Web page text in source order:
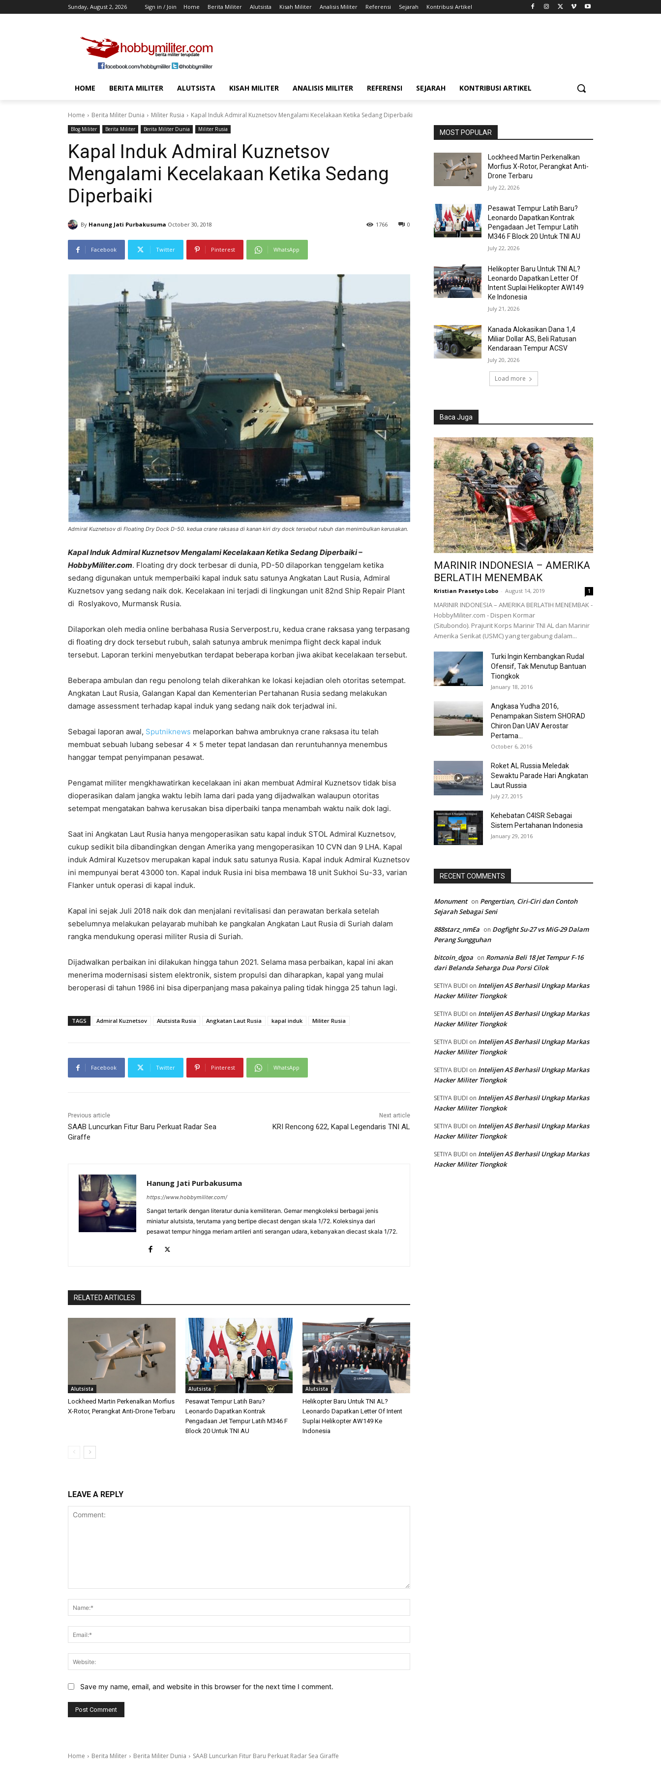
Sunday, August 2, 2026 Sign in / Join Home Berita Militer Alutsista Kisah Militer Analisis Militer Referensi Sejarah Kontribusi Artikel
HOME BERITA MILITER ALUTSISTA KISAH MILITER ANALISIS MILITER REFERENSI SEJARAH KONTRIBUSI ARTIKEL
Home Berita Militer Dunia Militer Rusia Kapal Induk Admiral Kuznetsov Mengalami Kecelakaan Ketika Sedang Diperbaiki
Blog Militer Berita Militer Berita Militer Dunia Militer Rusia
Kapal Induk Admiral Kuznetsov
Mengalami Kecelakaan Ketika Sedang
Diperbaiki
By Hanung Jati Purbakusuma October 30, 2018 0
1766
Facebook Twitter Pinterest WhatsApp
Admiral Kuznetsov di Floating Dry Dock D-50. kedua crane raksasa di kanan kiri dry dock tersebut rubuh dan menimbulkan kerusakan.
Kapal Induk Admiral Kuznetsov Mengalami Kecelakaan Ketika Sedang Diperbaiki –
HobbyMiliter.com. Floating dry dock terbesar di dunia, PD-50 dilaporkan tenggelam ketika
sedang digunakan untuk memperbaiki kapal induk satu satunya Angkatan Laut Rusia, Admiral
Kuznetsov yang sedang naik dok. Kecelakaan ini terjadi di lingkungan unit 82nd Ship Repair Plant
di Roslyakovo, Murmansk Rusia.
Dilaporkan oleh media online berbahasa Rusia Serverpost.ru, kedua crane raksasa yang terpasang
di floating dry dock tersebut rubuh, salah satunya ambruk menimpa flight deck kapal induk
tersebut. Laporan terkini menyebutkan terdapat beberapa korban jiwa akibat kecelakaan tersebut.
Beberapa ambulan dan regu penolong telah dikerahkan ke lokasi kejadian oleh otoritas setempat.
Angkatan Laut Rusia, Galangan Kapal dan Kementerian Pertahanan Rusia sedang melakukan
damage assessment terhadap kapal induk yang sedang naik dok terjadwal ini.
Sebagai laporan awal, Sputniknews melaporkan bahwa ambruknya crane raksasa itu telah
membuat sebuah lubang sebesar 4 x 5 meter tepat landasan dan reruntuhannya menembus
hanggar tempat penyimpanan pesawat.
Pengamat militer mengkhawatirkan kecelakaan ini akan membuat Admiral Kuznetsov tidak bisa
dioperasikan dalam jangka waktu lebih lama dari pada yang dijadwalkan walaupun otoritas
setempat mengatakan bahwa kerusakan bisa diperbaiki tanpa menambah waktu naik dok lagi.
Saat ini Angkatan Laut Rusia hanya mengoperasikan satu kapal induk STOL Admiral Kuznetsov,
cukup sedikit bila dibandingkan dengan Amerika yang mengoperasikan 10 CVN dan 9 LHA. Kapal
induk Admiral Kuzetsov merupakan kapal induk satu satunya Rusia. Kapal induk Admiral Kuznetsov
ini mempunyai berat 43000 ton. Kapal induk Rusia ini bisa membawa 18 unit Sukhoi Su-33, varian
Flanker untuk operasi di kapal induk.
Kapal ini sejak Juli 2018 naik dok dan menjalani revitalisasi dan perawatan berkala setelah
sebelumnya melakukan pelayarab muhibah ke pangkalan Angkatan Laut Rusia di Suriah dalam
rangka mendukung operasi militer Rusia di Suriah.
Dijadwalkan perbaikan ini dilakukan hingga tahun 2021. Selama masa perbaikan, kapal ini akan
menerima modernisasi sistem elektronik, sistem propulsi dan diharapkan, kapal yang mulai
beroperasi di tahun 1986 ini bisa diperpanjang masa pakainya paling tidak hingga 25 tahun lagi.
TAGS Admiral Kuznetsov Alutsista Rusia Angkatan Laut Rusia kapal induk Militer Rusia
Facebook Twitter Pinterest WhatsApp
Previous article
SAAB Luncurkan Fitur Baru Perkuat Radar Sea
Giraffe
Next article
KRI Rencong 622, Kapal Legendaris TNI AL
Hanung Jati Purbakusuma
https://www.hobbymiliter.com/
Sangat tertarik dengan literatur dunia kemiliteran. Gemar mengkoleksi berbagai jenis
miniatur alutsista, terutama yang bertipe diecast dengan skala 1/72. Koleksinya dari
pesawat tempur hingga meriam artileri anti serangan udara, kebanyakan diecast skala 1/72.
RELATED ARTICLES
Alutsista
Lockheed Martin Perkenalkan Morfius
X-Rotor, Perangkat Anti-Drone Terbaru
Alutsista
Pesawat Tempur Latih Baru?
Leonardo Dapatkan Kontrak
Pengadaan Jet Tempur Latih M346 F
Block 20 Untuk TNI AU
Alutsista
Helikopter Baru Untuk TNI AL?
Leonardo Dapatkan Letter Of Intent
Suplai Helikopter AW149 Ke
Indonesia
LEAVE A REPLY
Save my name, email, and website in this browser for the next time I comment.
MOST POPULAR
Lockheed Martin Perkenalkan
Morfius X-Rotor, Perangkat Anti-
Drone Terbaru
July 22, 2026
Pesawat Tempur Latih Baru?
Leonardo Dapatkan Kontrak
Pengadaan Jet Tempur Latih
M346 F Block 20 Untuk TNI AU
July 22, 2026
Helikopter Baru Untuk TNI AL?
Leonardo Dapatkan Letter Of
Intent Suplai Helikopter AW149
Ke Indonesia
July 21, 2026
Kanada Alokasikan Dana 1,4
Miliar Dollar AS, Beli Ratusan
Kendaraan Tempur ACSV
July 20, 2026
Load more
Baca Juga
MARINIR INDONESIA – AMERIKA
BERLATIH MENEMBAK
Kristian Prasetyo Lobo - August 14, 2019 1
MARINIR INDONESIA – AMERIKA BERLATIH MENEMBAK -
HobbyMiliter.com - Dispen Kormar
(Situbondo). Prajurit Korps Marinir TNI AL dan Marinir
Amerika Serikat (USMC) yang tergabung dalam...
Turki Ingin Kembangkan Rudal
Ofensif, Tak Menutup Bantuan
Tiongkok
January 18, 2016
Angkasa Yudha 2016,
Penampakan Sistem SHORAD
Chiron Dan UAV Aerostar
Pertama...
October 6, 2016
Roket AL Russia Meledak
Sewaktu Parade Hari Angkatan
Laut Russia
July 27, 2015
Kehebatan C4ISR Sebagai
Sistem Pertahanan Indonesia
January 29, 2016
RECENT COMMENTS
Monument on Pengertian, Ciri-Ciri dan Contoh
Sejarah Sebagai Seni
888starz_nmEa on Dogfight Su-27 vs MiG-29 Dalam
Perang Sungguhan
bitcoin_dgoa on Romania Beli 18 Jet Tempur F-16
dari Belanda Seharga Dua Porsi Cilok
SETIYA BUDI on Intelijen AS Berhasil Ungkap Markas
Hacker Militer Tiongkok
SETIYA BUDI on Intelijen AS Berhasil Ungkap Markas
Hacker Militer Tiongkok
SETIYA BUDI on Intelijen AS Berhasil Ungkap Markas
Hacker Militer Tiongkok
SETIYA BUDI on Intelijen AS Berhasil Ungkap Markas
Hacker Militer Tiongkok
SETIYA BUDI on Intelijen AS Berhasil Ungkap Markas
Hacker Militer Tiongkok
SETIYA BUDI on Intelijen AS Berhasil Ungkap Markas
Hacker Militer Tiongkok
SETIYA BUDI on Intelijen AS Berhasil Ungkap Markas
Hacker Militer Tiongkok